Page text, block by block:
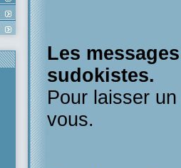
Les
sudokistes.
Pour laisser
vous.